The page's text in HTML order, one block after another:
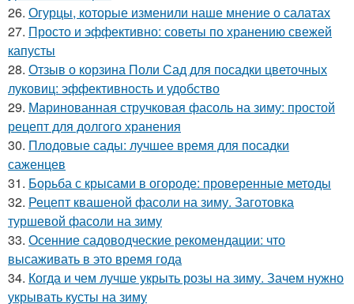
26. Огурцы, которые изменили наше мнение о салатах
27. Просто и эффективно: советы по хранению свежей
капусты
28. Отзыв о корзина Поли Сад для посадки цветочных
луковиц: эффективность и удобство
29. Маринованная стручковая фасоль на зиму: простой
рецепт для долгого хранения
30. Плодовые сады: лучшее время для посадки
саженцев
31. Борьба с крысами в огороде: проверенные методы
32. Рецепт квашеной фасоли на зиму. Заготовка
туршевой фасоли на зиму
33. Осенние садоводческие рекомендации: что
высаживать в это время года
34. Когда и чем лучше укрыть розы на зиму. Зачем нужно
укрывать кусты на зиму